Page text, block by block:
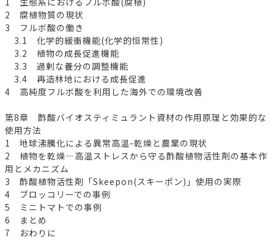
2 腐植物質の現状
3 フルボ酸の働き
3.1 化学的緩衝機能(化学的恒常性)
3.2 植物の成長促進機能
3.3 過剰な養分の調整機能
3.4 再造林地における成長促進
4 高純度フルボ酸を利用した海外での環境改善
第8章 酢酸バイオスティミュラント資材の作用原理と効果的な
使用方法
1 地球沸騰化による異常高温-乾燥と農業の現状
2 植物を乾燥―高温ストレスから守る酢酸植物活性剤の基本作
用とメカニズム
3 酢酸植物活性剤「Skeepon(スキーポン)」使用の実際
4 ブロッコリーでの事例
5 ミニトマトでの事例
6 まとめ
7 おわりに